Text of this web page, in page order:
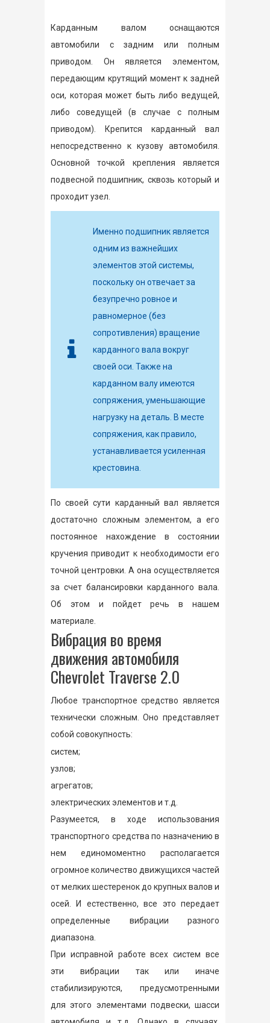
Карданным валом оснащаются
автомобили с задним или полным
приводом. Он является элементом,
передающим крутящий момент к задней
оси, которая может быть либо ведущей,
либо соведущей (в случае с полным
приводом). Крепится карданный вал
непосредственно к кузову автомобиля.
Основной точкой крепления является
подвесной подшипник, сквозь который и
проходит узел.
Именно подшипник является
одним из важнейших
элементов этой системы,
поскольку он отвечает за
безупречно ровное и
равномерное (без
сопротивления) вращение
карданного вала вокруг
своей оси. Также на
карданном валу имеются
сопряжения, уменьшающие
нагрузку на деталь. В месте
сопряжения, как правило,
устанавливается усиленная
крестовина.
По своей сути карданный вал является
достаточно сложным элементом, а его
постоянное нахождение в состоянии
кручения приводит к необходимости его
точной центровки. А она осуществляется
за счет балансировки карданного вала.
Об этом и пойдет речь в нашем
материале.
Вибрация во время
движения автомобиля
Chevrolet Traverse 2.0
Любое транспортное средство является
технически сложным. Оно представляет
собой совокупность:
систем;
узлов;
агрегатов;
электрических элементов и т.д.
Разумеется, в ходе использования
транспортного средства по назначению в
нем единомоментно располагается
огромное количество движущихся частей
от мелких шестеренок до крупных валов и
осей. И естественно, все это передает
определенные вибрации разного
диапазона.
При исправной работе всех систем все
эти вибрации так или иначе
стабилизируются, предусмотренными
для этого элементами подвески, шасси